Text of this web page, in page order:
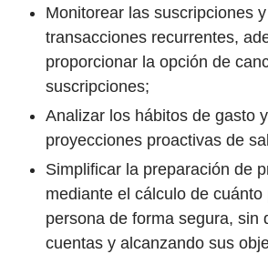
Monitorear las suscripciones
transacciones recurrentes,
proporcionar la opción de
suscripciones;
Analizar los hábitos de gasto
proyecciones proactivas de
Simplificar la preparación de
mediante el cálculo de
persona de forma segura, sin
cuentas y alcanzando sus